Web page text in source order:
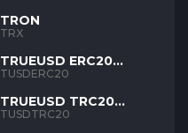
TRON
TRX
TRUEUSD ERC20
TUSD
TUSDERC20
TRUEUSD TRC20
TUSD
TUSDTRC20